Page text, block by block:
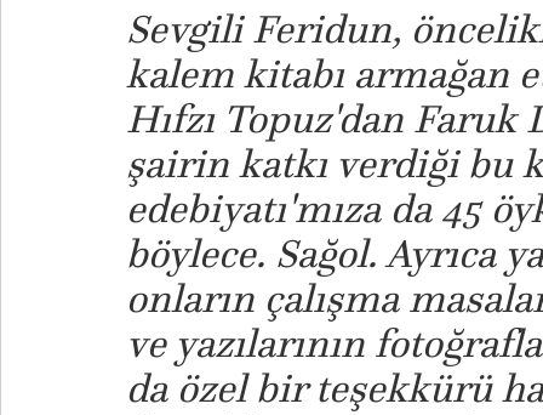
Sevgili Feridun,
kalem kitabı armağan
Hıfzı Topuz'dan Faruk
şairin katkı verdiği bu
edebiyatı'mıza da 45
böylece. Sağol. Ayrıca
onların çalışma
ve yazılarının
da özel bir teşekkürü